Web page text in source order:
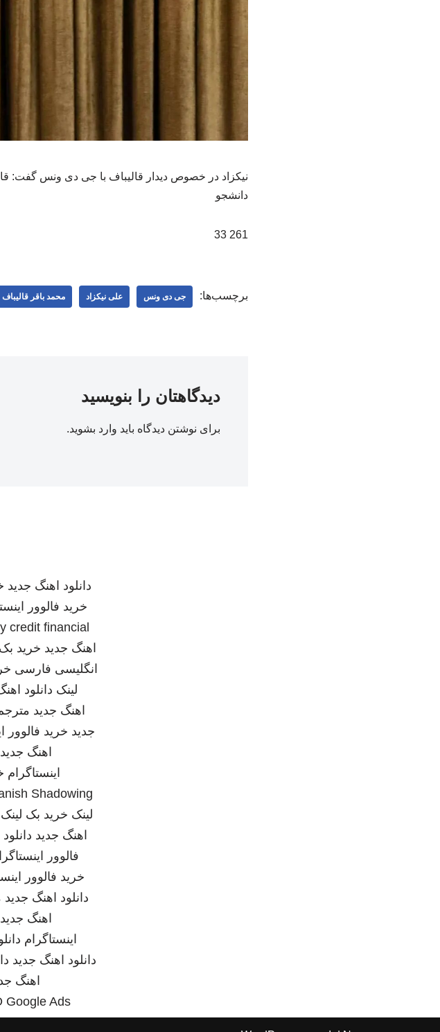
نیکزاد در خصوص دیدار قالیباف با جی دی ونس گفت:
دانشجو
261 33
برچسب‌ها: جی دی ونس علی نیکزاد محمد باقر قالیباف
دیدگاهتان را بنویسید
برای نوشتن دیدگاه باید وارد بشوید.
دانلود اهنگ جدید
خرید فالوور
credit financial
اهنگ جدید خرید
انگلیسی فارسی
لینک دانلود
اهنگ جدید
جدید خرید فالوور
اهنگ جدید
اینستاگرام
Shadowing
لینک خرید بک لینک
اهنگ جدید
فالوور
خرید فالوور
دانلود اهنگ جدید
اهنگ جدید
اینستاگرام
دانلود اهنگ جدید
اهنگ
Google Ads